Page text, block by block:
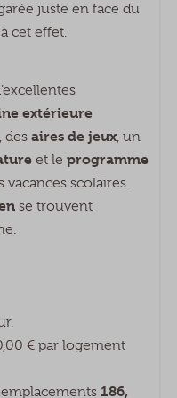
juste en face du
cet effet.
extérieure
, des aires de jeux, un
et le programme
vacances scolaires.
se trouvent
€ par logement
186,